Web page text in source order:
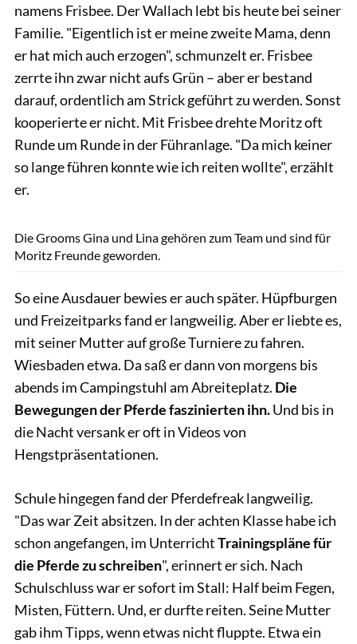
namens Frisbee. Der Wallach lebt bis heute bei seiner
Familie. "Eigentlich ist er meine zweite Mama, denn
er hat mich auch erzogen", schmunzelt er. Frisbee
zerrte ihn zwar nicht aufs Grün – aber er bestand
darauf, ordentlich am Strick geführt zu werden. Sonst
kooperierte er nicht. Mit Frisbee drehte Moritz oft
Runde um Runde in der Führanlage. "Da mich keiner
so lange führen konnte wie ich reiten wollte", erzählt
er.
Die Grooms Gina und Lina gehören zum Team und sind für
Moritz Freunde geworden.
So eine Ausdauer bewies er auch später. Hüpfburgen
und Freizeitparks fand er langweilig. Aber er liebte es,
mit seiner Mutter auf große Turniere zu fahren.
Wiesbaden etwa. Da saß er dann von morgens bis
abends im Campingstuhl am Abreiteplatz. Die
Bewegungen der Pferde faszinierten ihn.Und bis in
die Nacht versank er oft in Videos von
Hengstpräsentationen.
Schule hingegen fand der Pferdefreak langweilig.
"Das war Zeit absitzen. In der achten Klasse habe ich
schon angefangen, im UnterrichtTrainingspläne für
die Pferde zu schreiben", erinnert er sich. Nach
Schulschluss war er sofort im Stall: Half beim Fegen,
Misten, Füttern. Und, er durfte reiten. Seine Mutter
gab ihm Tipps, wenn etwas nicht fluppte. Etwa ein